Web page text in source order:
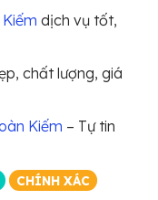
dịch vụ tốt,
chất lượng, giá
Kiếm – Tự tin
CHÍNH XÁC